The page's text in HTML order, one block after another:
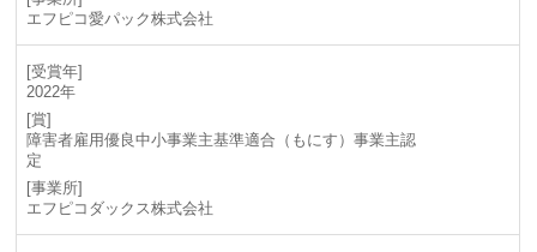
エフピコ愛パック株式会社
2022年
障害者雇用優良中小事業主基準適合（もにす）事業主認
定
エフピコダックス株式会社